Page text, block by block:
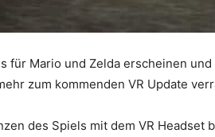
Mario und Zelda erscheinen
zum kommenden VR Update
des Spiels mit dem VR Headset